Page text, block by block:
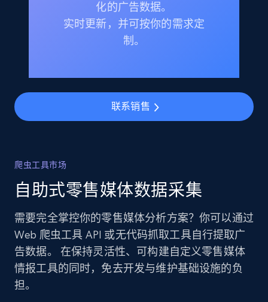
化的广告数据。
实时更新，并可按你的需求定
制。
联系销售
爬虫工具市场
自助式零售媒体数据采集
需要完全掌控你的零售媒体分析方案？你可以通过
Web 爬虫工具 API 或无代码抓取工具自行提取广
告数据。 在保持灵活性、可构建自定义零售媒体
情报工具的同时，免去开发与维护基础设施的负
担。